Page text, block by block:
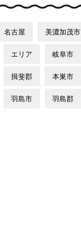
名古屋 美濃加茂市
エリア 岐阜市
揖斐郡 本巣市
羽島市 羽島郡